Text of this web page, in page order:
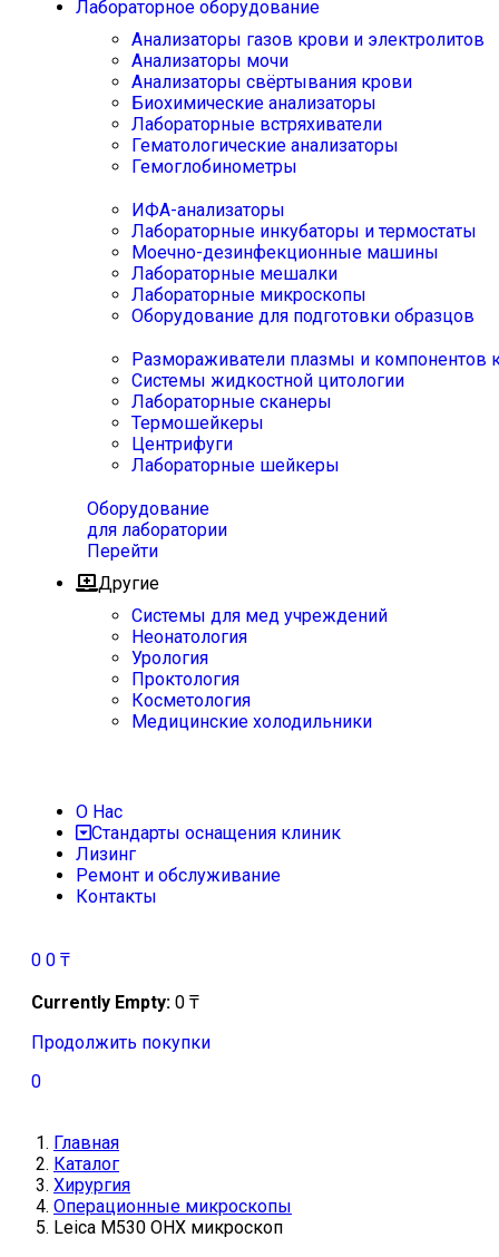
Лабораторное оборудование
Анализаторы газов крови и электролитов
Анализаторы мочи
Анализаторы свёртывания крови
Биохимические анализаторы
Лабораторные встряхиватели
Гематологические анализаторы
Гемоглобинометры
ИФА-анализаторы
Лабораторные инкубаторы и термостаты
Моечно-дезинфекционные машины
Лабораторные мешалки
Лабораторные микроскопы
Оборудование для подготовки образцов
Размораживатели плазмы и компонентов
Системы жидкостной цитологии
Лабораторные сканеры
Термошейкеры
Центрифуги
Лабораторные шейкеры
Оборудование
для лаборатории
Перейти
Другие
Системы для мед учреждений
Неонатология
Урология
Проктология
Косметология
Медицинские холодильники
О Нас
Стандарты оснащения клиник
Лизинг
Ремонт и обслуживание
Контакты
0 0 ₸
Currently Empty: 0 ₸
Продолжить покупки
0
Главная
Каталог
Хирургия
Операционные микроскопы
Leica М530 OHX микроскоп